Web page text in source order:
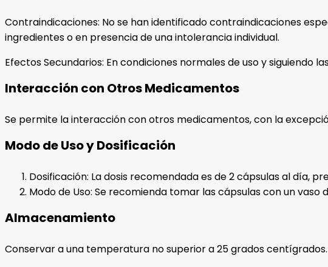
Contraindicaciones: No se han identificado contraindicaciones
ingredientes o en presencia de una intolerancia individual.
Efectos Secundarios: En condiciones normales de uso y siguiendo
Interacción con Otros Medicamentos
Se permite la interacción con otros medicamentos, con la
Modo de Uso y Dosificación
Dosificación: La dosis recomendada es de 2 cápsulas al día,
Modo de Uso: Se recomienda tomar las cápsulas con un
Almacenamiento
Conservar a una temperatura no superior a 25 grados centígrados.